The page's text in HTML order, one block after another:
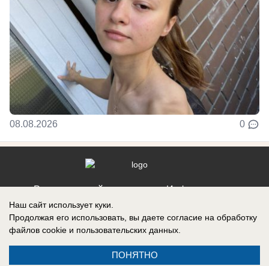
08.08.2026 0
Реклама на сайте
Контакты
Информация
Наш сайт использует куки.
Продолжая его использовать, вы даете согласие на обработку
файлов cookie и пользовательских данных.
ПОНЯТНО